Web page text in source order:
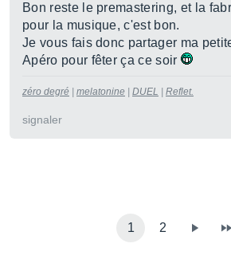
Bon reste le premastering, et la
pour la musique, c'est bon.
Je vous fais donc partager ma
Apéro pour fêter ça ce soir
zéro degré melatonine DUEL Reflet.
signaler
1 2